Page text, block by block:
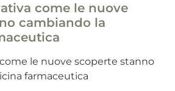
come le nuove
cambiando la
le nuove scoperte stanno
farmaceutica